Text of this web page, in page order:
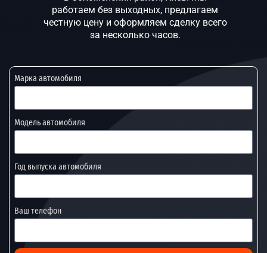
работаем без выходных, предлагаем
честную цену и оформляем сделку всего
за несколько часов.
Марка автомобиля
Модель автомобиля
Год выпуска автомобиля
Ваш телефон